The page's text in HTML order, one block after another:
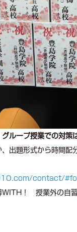
グループ授業での対策
出題形式から時間
contact/
！ 授業外の自